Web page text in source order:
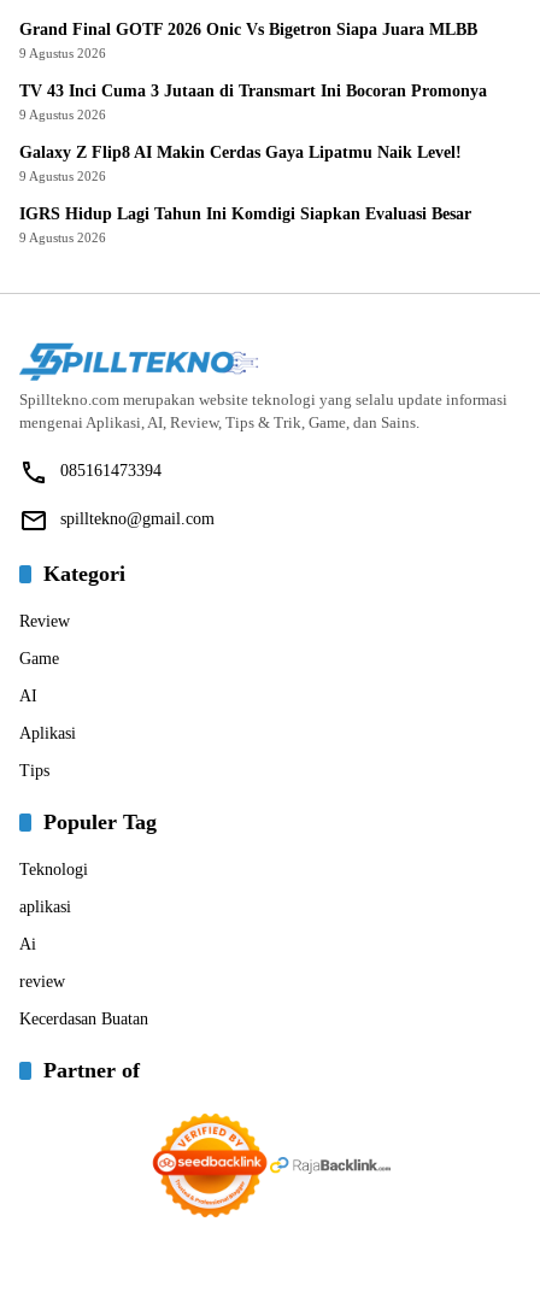
Grand Final GOTF 2026 Onic Vs Bigetron Siapa Juara MLBB
9 Agustus 2026
TV 43 Inci Cuma 3 Jutaan di Transmart Ini Bocoran Promonya
9 Agustus 2026
Galaxy Z Flip8 AI Makin Cerdas Gaya Lipatmu Naik Level!
9 Agustus 2026
IGRS Hidup Lagi Tahun Ini Komdigi Siapkan Evaluasi Besar
9 Agustus 2026
Spilltekno.com merupakan website teknologi yang selalu update informasi
mengenai Aplikasi, AI, Review, Tips & Trik, Game, dan Sains.
085161473394
spilltekno@gmail.com
Kategori
Review
Game
AI
Aplikasi
Tips
Populer Tag
Teknologi
aplikasi
Ai
review
Kecerdasan Buatan
Partner of